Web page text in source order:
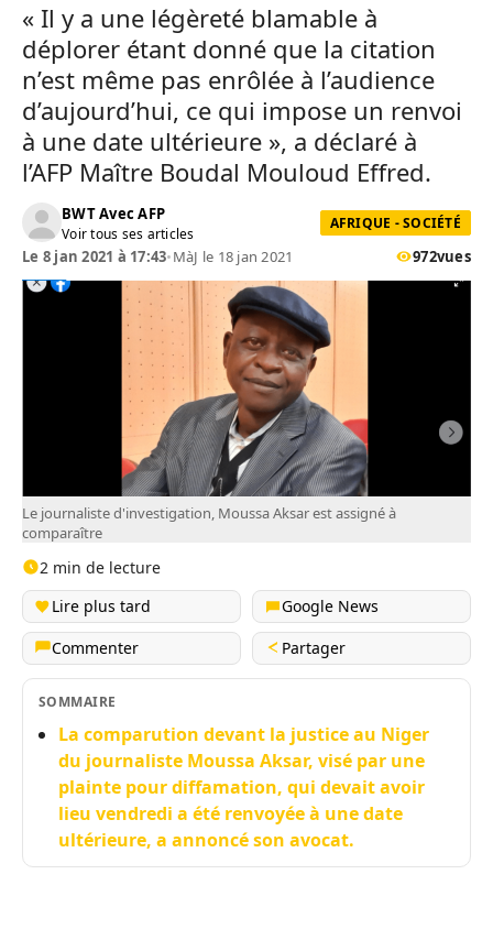
« Il y a une légèreté blamable à
déplorer étant donné que la citation
n’est même pas enrôlée à l’audience
d’aujourd’hui, ce qui impose un renvoi
à une date ultérieure », a déclaré à
l’AFP Maître Boudal Mouloud Effred.
BWT Avec AFP
Voir tous ses articles
AFRIQUE - SOCIÉTÉ
Le 8 jan 2021 à 17:43•MàJ le 18 jan 2021 972vues
Le journaliste d'investigation, Moussa Aksar est assigné à
comparaître
2 min de lecture
Lire plus tard
Google News
Commenter
Partager
SOMMAIRE
La comparution devant la justice au Niger
du journaliste Moussa Aksar, visé par une
plainte pour diffamation, qui devait avoir
lieu vendredi a été renvoyée à une date
ultérieure, a annoncé son avocat.